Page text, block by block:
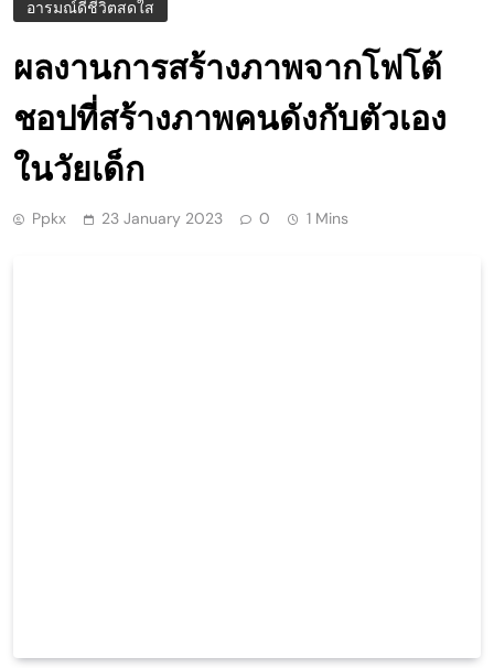
อารมณ์ดีชีวิตสดใส
ผลงานการสร้างภาพจากโฟโต้
ชอปที่สร้างภาพคนดังกับตัวเอง
ในวัยเด็ก
Ppkx 23 January 2023 0 1 Mins